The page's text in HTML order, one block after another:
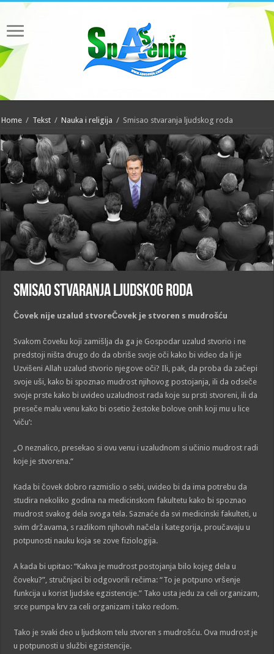
Home / Tekst / Nauka i religija / Smisao stvaranja ljudskog roda
Smisao stvaranja ljudskog roda
Čovek nije uzalud stvoreČovek je stvoren s mudrošću
Svakom čoveku koji zamišlja da ga je Gospodar uzalud stvorio i ne
predstoji ništa drugo do da obriše svoje oči kako bi video da li je
Uzvišeni Allah uzalud stvorio njegove oči? Ili, pak, da proba da začepi
svoje uši, kako bi spoznao mudrost njihovog postojanja, ili da odseče
svoje prste kako bi uvideo uzaludnost rada koje su prsti stvoreni, ili da
preseče malu venu kako bi osetio žestoke bolove onih koji mu u lice
‘viču’:
„O neznalico, presekao si ovu venu i uzaludnom si učinio mudrost radi
koje je stvorena.“
Kada bi čovek dobro razmislio o sebi, uvideo bi da ima potrebu da
studira nekoliko godina na medicinskom fakultetu kako bi spoznao
mudrost svakog dela svoga tela. Saznaće da svi medicinski fakulteti, u
svim državama, s razlikom njihovih načela i kategorija, proučavaju u
potpunosti nauku koja se zove fiziologija.
A kada bi upitao: “Kakva je mudrost postojanja bilo kojeg dela u
čoveku?”, stručnjaci bi odgovorili rečima: “To je potpuno vršenje
funkcija u korist ljudske egzistencije.” Tako usta jedu za celi organizam,
srce pumpa krv za celi organizam i tako redom.
Tako je svaki deo u ljudskom telu stvoren s mudrošću. Ova mudrost je
u potpunosti u službi egzistencije.